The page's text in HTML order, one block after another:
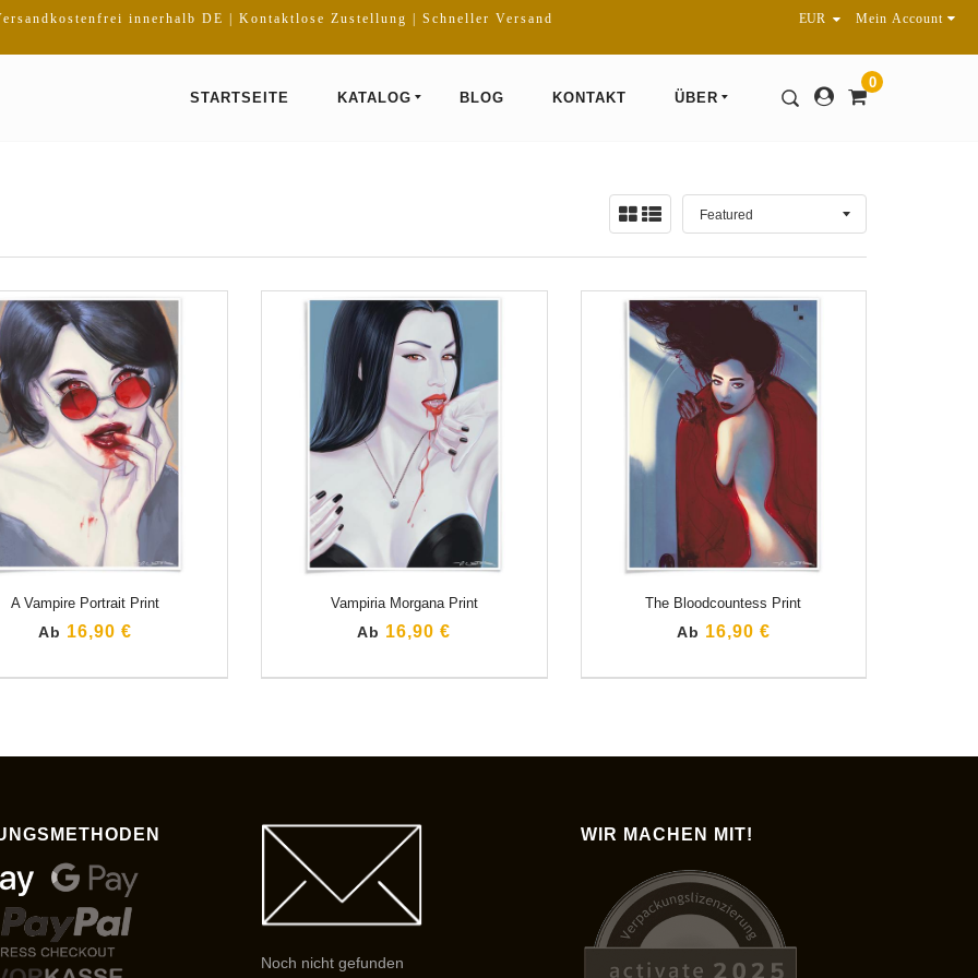
innerhalb DE | Kontaktlose Zustellung | Schneller Versand Mein Account
0
STARTSEITE
KATALOG BLOG KONTAKT ÜBER
Ansicht:
A Vampire Portrait Print
Ab 16,90 €
Vampiria Morgana Print
Ab 16,90 €
The Bloodcountess Print
Ab 16,90 €
Noch nicht gefunden
WIR MACHEN MIT!